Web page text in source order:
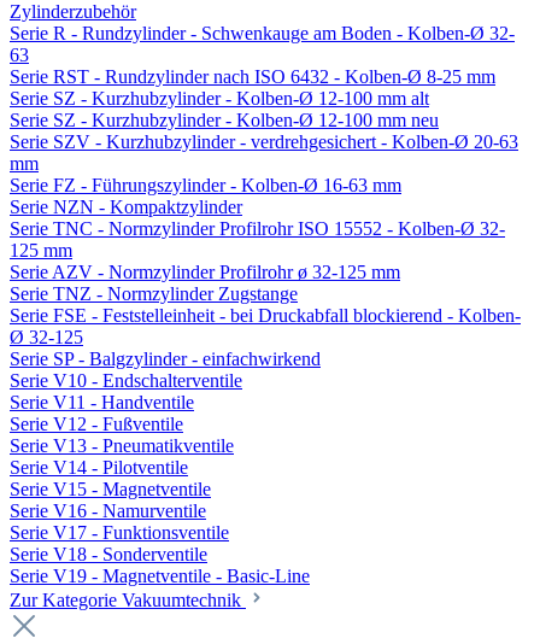
Zylinderzubehör
Serie R - Rundzylinder - Schwenkauge am Boden - Kolben-Ø 32-
63
Serie RST - Rundzylinder nach ISO 6432 - Kolben-Ø 8-25 mm
Serie SZ - Kurzhubzylinder - Kolben-Ø 12-100 mm alt
Serie SZ - Kurzhubzylinder - Kolben-Ø 12-100 mm neu
Serie SZV - Kurzhubzylinder - verdrehgesichert - Kolben-Ø 20-63
mm
Serie FZ - Führungszylinder - Kolben-Ø 16-63 mm
Serie NZN - Kompaktzylinder
Serie TNC - Normzylinder Profilrohr ISO 15552 - Kolben-Ø 32-
125 mm
Serie AZV - Normzylinder Profilrohr ø 32-125 mm
Serie TNZ - Normzylinder Zugstange
Serie FSE - Feststelleinheit - bei Druckabfall blockierend - Kolben-
Ø 32-125
Serie SP - Balgzylinder - einfachwirkend
Serie V10 - Endschalterventile
Serie V11 - Handventile
Serie V12 - Fußventile
Serie V13 - Pneumatikventile
Serie V14 - Pilotventile
Serie V15 - Magnetventile
Serie V16 - Namurventile
Serie V17 - Funktionsventile
Serie V18 - Sonderventile
Serie V19 - Magnetventile - Basic-Line
Zur Kategorie Vakuumtechnik